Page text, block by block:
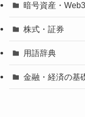
暗号資産・Web3
株式・証券
用語辞典
金融・経済の基